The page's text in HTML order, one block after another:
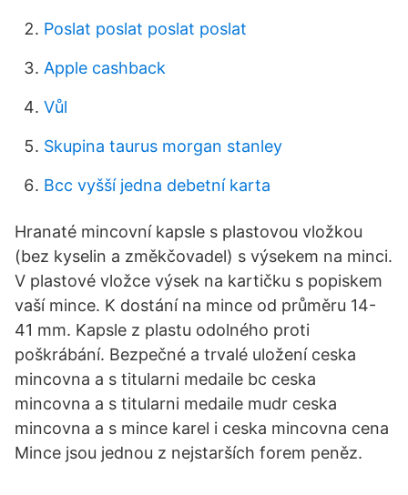
Poslat poslat poslat poslat
Apple cashback
Vůl
Skupina taurus morgan stanley
Bcc vyšší jedna debetní karta
Hranaté mincovní kapsle s plastovou vložkou
(bez kyselin a změkčovadel) s výsekem na minci.
V plastové vložce výsek na kartičku s popiskem
vaší mince. K dostání na mince od průměru 14-
41 mm. Kapsle z plastu odolného proti
poškrábání. Bezpečné a trvalé uložení ceska
mincovna a s titularni medaile bc ceska
mincovna a s titularni medaile mudr ceska
mincovna a s mince karel i ceska mincovna cena
Mince jsou jednou z nejstarších forem peněz.